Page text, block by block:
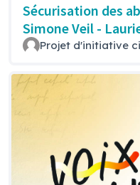
Sécurisation des
Simone Veil -
Projet d'initiative